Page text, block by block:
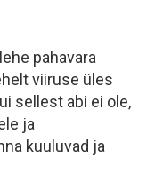
pahavara
viiruse üles
sellest abi ei ole,
ja
kuuluvad ja